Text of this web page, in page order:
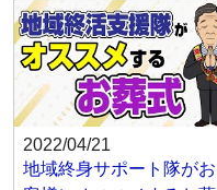
2022/04/21
地域終身サポート隊がお